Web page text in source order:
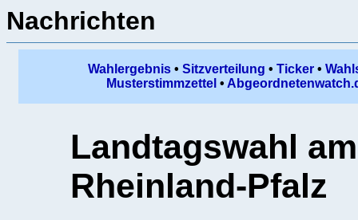
Nachrichten
Wahlergebnis• Sitzverteilung • Ticker•
Musterstimmzettel •
Landtagswahl
Rheinland-Pfalz